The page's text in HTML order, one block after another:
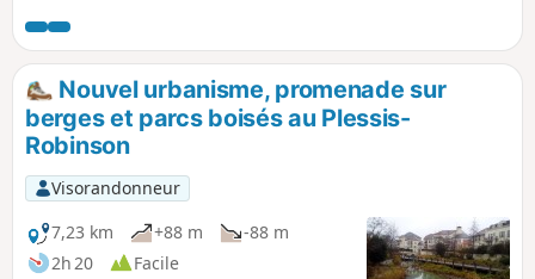
Nouvel urbanisme, promenade sur
berges et parcs boisés au Plessis-
Robinson
Visorandonneur
7,23 km
+88 m
-88 m
2h 20
Facile